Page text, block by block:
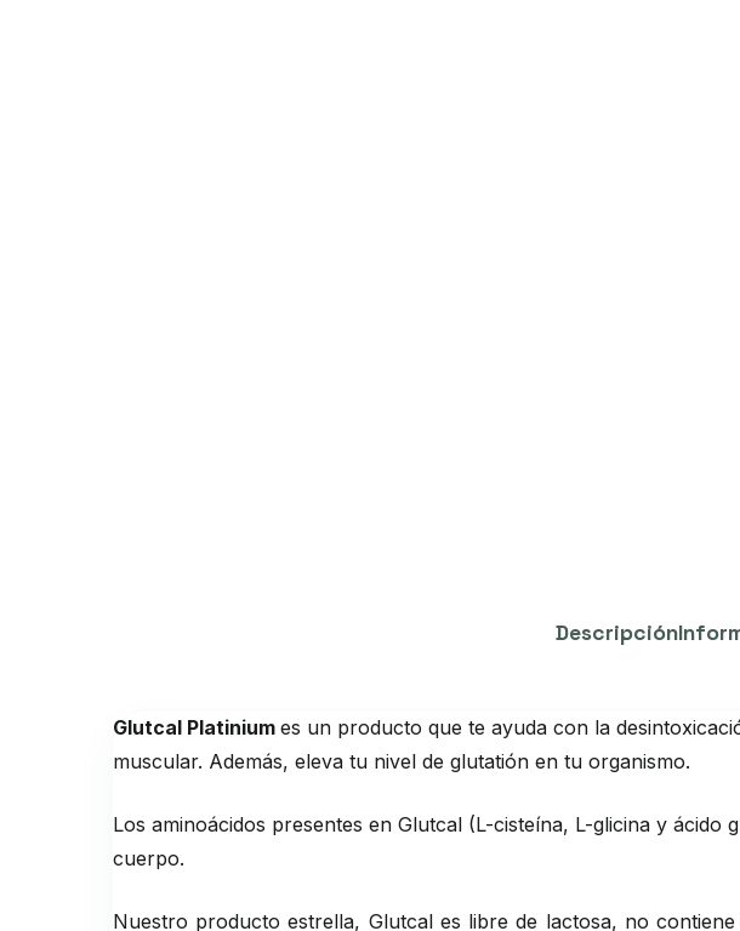
Descripción
Glutcal Platiniumes un producto que te ayuda con la
muscular. Además, eleva tu nivel de glutatión en tu organismo.
Los aminoácidos presentes en Glutcal (L-cisteína, L-glicina y
cuerpo.
Nuestro producto estrella, Glutcal es libre de lactosa, no